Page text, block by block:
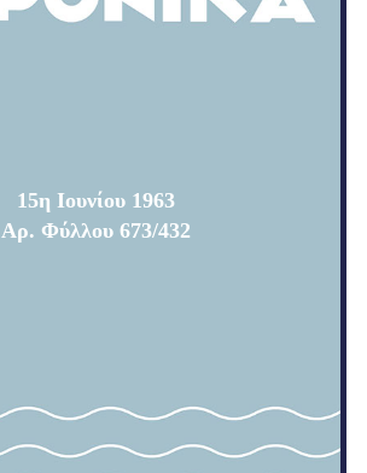
15η Ιουνίου 1963
Αρ. Φύλλου 673/432